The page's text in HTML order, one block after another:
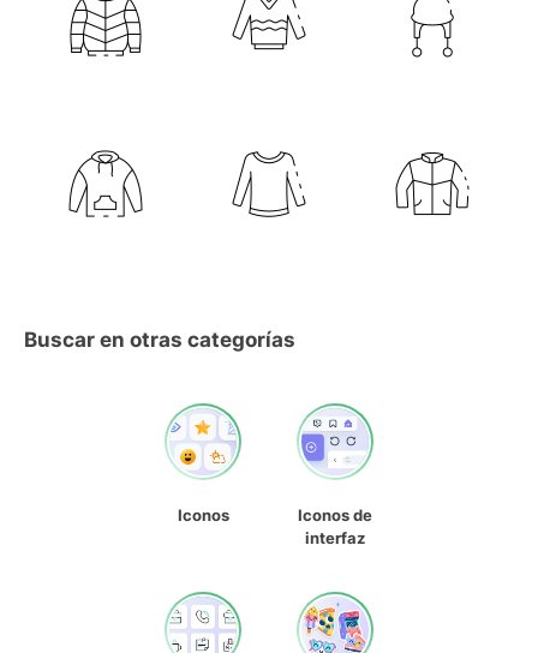
Buscar en otras categorías
Iconos
Iconos de
interfaz